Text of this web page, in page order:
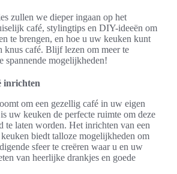
zullen we dieper ingaan op het
café, stylingtips en DIY-ideeën om
te brengen, en hoe u uw keuken kunt
knus café. Blijf lezen om meer te
spannende mogelijkheden!
inrichten
om een gezellig café in uw eigen
uw keuken de perfecte ruimte om deze
te laten worden. Het inrichten van een
biedt talloze mogelijkheden om
sfeer te creëren waar u en uw
van heerlijke drankjes en goede